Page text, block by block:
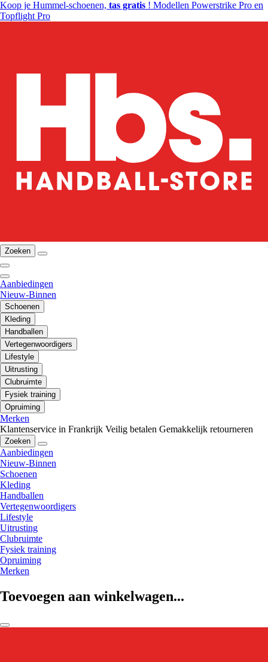
Koop je Hummel-schoenen, tas gratis ! Modellen Powerstrike Pro en
Topflight Pro
Zoeken
Aanbiedingen
Nieuw-Binnen
Schoenen
Kleding
Handballen
Vertegenwoordigers
Lifestyle
Uitrusting
Clubruimte
Fysiek training
Opruiming
Merken
Klantenservice in Frankrijk Veilig betalen Gemakkelijk retourneren
Zoeken
Aanbiedingen
Nieuw-Binnen
Schoenen
Kleding
Handballen
Vertegenwoordigers
Lifestyle
Uitrusting
Clubruimte
Fysiek training
Opruiming
Merken
Toevoegen aan winkelwagen...